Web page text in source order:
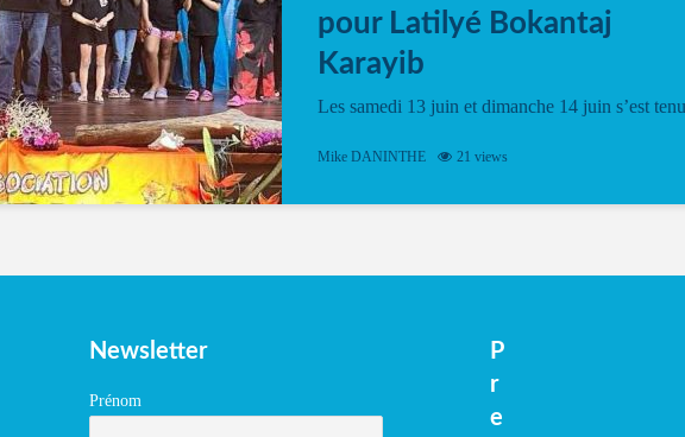
pour Latilyé Bokantaj
Karayib
Les samedi 13 juin et dimanche 14 juin s’est tenu
vibrant à Pierrot Narouman, organisé par
spectacle de fin d’année, présenté à la salle...
Mike DANINTHE 21 views
Newsletter
Prénom
P
r
e